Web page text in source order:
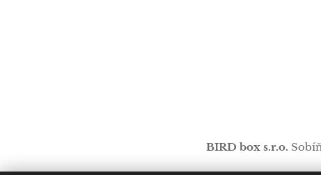
BIRD box s.r.o.